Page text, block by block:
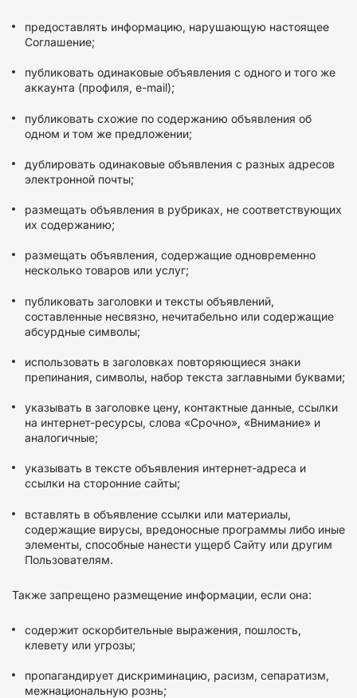
предоставлять информацию, нарушающую настоящее
Соглашение;
публиковать одинаковые объявления с одного и того же
аккаунта (профиля, e-mail);
публиковать схожие по содержанию объявления об
одном и том же предложении;
дублировать одинаковые объявления с разных адресов
электронной почты;
размещать объявления в рубриках, не соответствующих
их содержанию;
размещать объявления, содержащие одновременно
несколько товаров или услуг;
публиковать заголовки и тексты объявлений,
составленные несвязно, нечитабельно или содержащие
абсурдные символы;
использовать в заголовках повторяющиеся знаки
препинания, символы, набор текста заглавными буквами;
указывать в заголовке цену, контактные данные, ссылки
на интернет-ресурсы, слова «Срочно», «Внимание» и
аналогичные;
указывать в тексте объявления интернет-адреса и
ссылки на сторонние сайты;
вставлять в объявление ссылки или материалы,
содержащие вирусы, вредоносные программы либо иные
элементы, способные нанести ущерб Сайту или другим
Пользователям.
Также запрещено размещение информации, если она:
содержит оскорбительные выражения, пошлость,
клевету или угрозы;
пропагандирует дискриминацию, расизм, сепаратизм,
межнациональную рознь;